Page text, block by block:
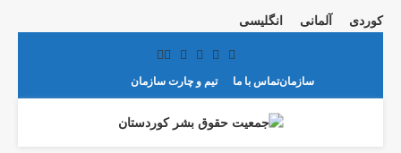
کوردی آلمانی انگلیسی
Facebook
Twitter
Instagram
Youtube
Email
سازمانتماس با ما تیم و چارت سازمان